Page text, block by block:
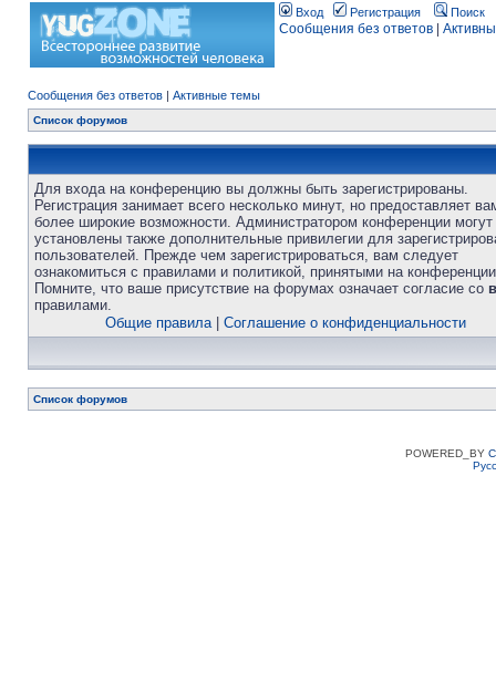
Вход Регистрация Поиск
Сообщения без ответов
Сообщения без ответов | Активные темы
Список форумов
Для входа на конференцию вы должны быть зарегистрированы.
Регистрация занимает всего несколько минут, но предоставляет
более широкие возможности. Администратором конференции
установлены также дополнительные привилегии для
пользователей. Прежде чем зарегистрироваться, вам следует
ознакомиться с правилами и политикой, принятыми на
Помните, что ваше присутствие на форумах означает согласие со
правилами.
Общие правила| Соглашение о конфиденциальности
Список форумов
POWERED_BY